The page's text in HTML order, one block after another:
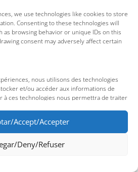
we use technologies like cookies to store
Consenting to these technologies will
as browsing behavior or unique IDs on this
consent may adversely affect certain
nous utilisons des technologies
et/ou accéder aux informations de
à ces technologies nous permettra de traiter
pas consentir ou de retirer son
négatif sur certaines fonctionnalités et
Accept/Accepter
Deny/Refuser